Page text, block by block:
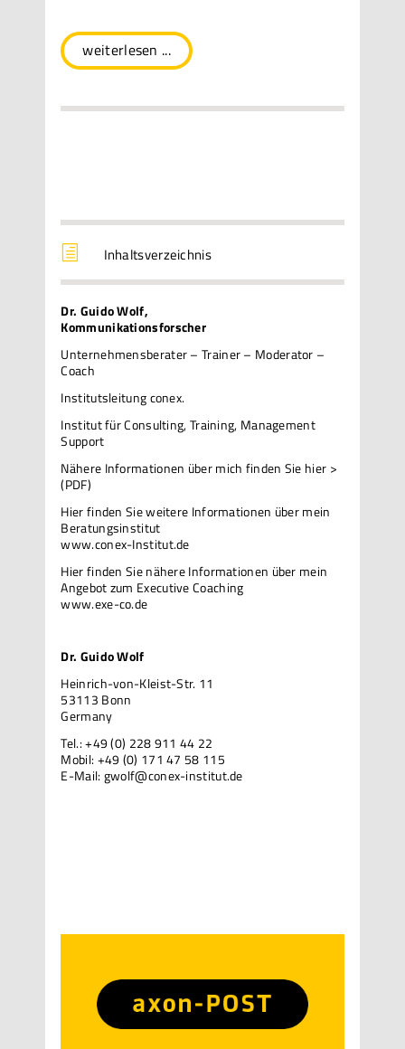
weiterlesen ...
h Inhaltsverzeichnis
Dr. Guido Wolf,
Kommunikationsforscher
Unternehmensberater – Trainer – Moderator –
Coach
Institutsleitung conex.
Institut für Consulting, Training, Management
Support
Nähere Informationen über mich finden Sie hier >
(PDF)
Hier finden Sie weitere Informationen über mein
Beratungsinstitut
www.conex-Institut.de
Hier finden Sie nähere Informationen über mein
Angebot zum Executive Coaching
www.exe-co.de
Dr. Guido Wolf
Heinrich-von-Kleist-Str. 11
53113 Bonn
Germany
Tel.: +49 (0) 228 911 44 22
Mobil: +49 (0) 171 47 58 115
E-Mail:gwolf@conex-institut.de